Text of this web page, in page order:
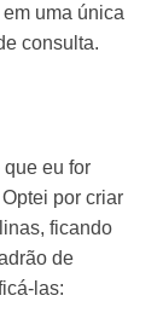
uma única
consulta.
eu for
por criar
ficando
de
las: